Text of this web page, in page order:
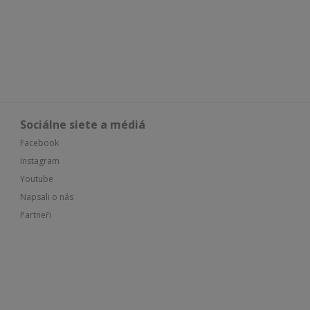
Sociálne siete a médiá
Facebook
Instagram
Youtube
Napsali o nás
Partneři